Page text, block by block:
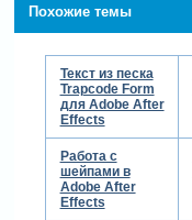
Похожие темы
Текст из песка
Trapcode Form
для Adobe After
Effects
Работа с
шейпами в
Adobe After
Effects